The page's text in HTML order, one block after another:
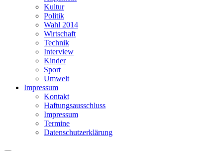
Kultur
Politik
Wahl 2014
Wirtschaft
Technik
Interview
Kinder
Sport
Umwelt
Impressum
Kontakt
Haftungsausschluss
Impressum
Termine
Datenschutzerklärung